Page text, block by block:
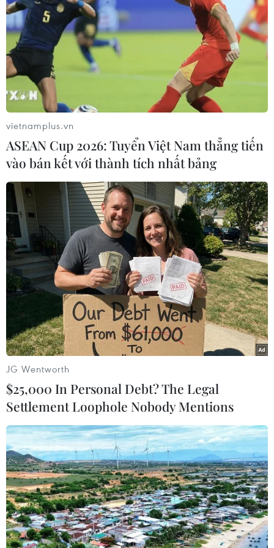
TIN LIÊN QUAN
Malaysia: Lãnh đạo cơ quan điều tra vụ bê
bối 1MDB từ chức
06/03/2020 08:35
Ngày 6/3, lãnh đạo cơ quan phòng chống tham nhũng
Malaysia, người phụ trách điều tra vụ bê bối tham
nhũng liên quan đến Quỹ đầu tư Nhà nước 1Malaysia
(1MDB), thông báo đã từ chức.
vietnamplus.vn
ASEAN Cup 2026: Tuyển Việt Nam thẳng tiến
vào bán kết với thành tích nhất bảng
JG Wentworth
$25,000 In Personal Debt? The Legal
Settlement Loophole Nobody Mentions